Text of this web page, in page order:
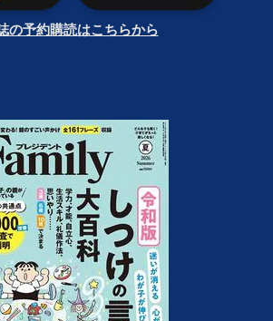
の予約購読はこちらから